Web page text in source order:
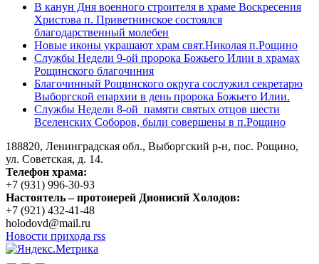
В канун Дня военного строителя в храме Воскресения
Христова п. Приветнинское состоялся
благодарственный молебен
Новые иконы украшают храм свят.Николая п.Рощино
Службы Недели 9-ой пророка Божьего Илии в храмах
Рощинского благочиния
Благочинный Рощинского округа сослужил секретарю
Выборгской епархии в день пророка Божьего Илии.
Службы Недели 8-ой памяти святых отцов шести
Вселенских Соборов, были совершены в п.Рощино
188820, Ленинградская обл., Выборгский р-н, пос. Рощино,
ул. Советская, д. 14.
Телефон храма:
+7 (931) 996-30-93
Настоятель – протоиерей Дионисий Холодов:
+7 (921) 432-41-48
holodovd@mail.ru
Новости прихода rss